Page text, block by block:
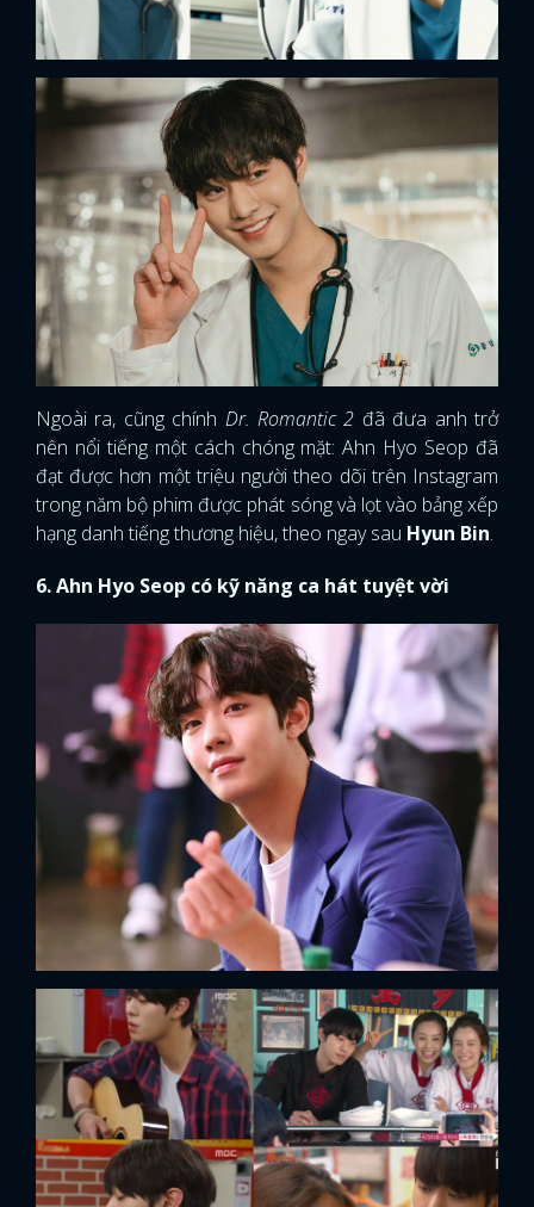
x
ĐĂNG NHẬP
Ngoài ra, cũng chính Dr. Romantic 2 đã đưa anh trở
nên nổi tiếng một cách chóng mặt: Ahn Hyo Seop đã
đạt được hơn một triệu người theo dõi trên Instagram
trong năm bộ phim được phát sóng và lọt vào bảng xếp
hạng danh tiếng thương hiệu, theo ngay sau Hyun Bin.
6. Ahn Hyo Seop có kỹ năng ca hát tuyệt vời